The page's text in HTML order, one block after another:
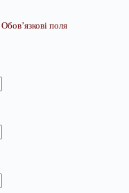
Обов’язкові поля